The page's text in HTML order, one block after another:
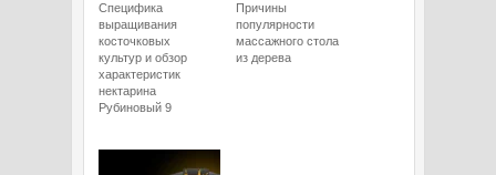
Специфика
выращивания
косточковых
культур и обзор
характеристик
нектарина
Рубиновый 9
Причины
популярности
массажного стола
из дерева